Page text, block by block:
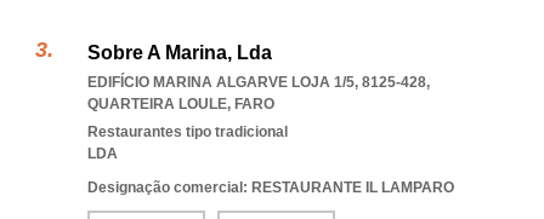
Sobre A Marina, Lda
EDIFÍCIO MARINA ALGARVE LOJA 1/5, 8125-428,
QUARTEIRA LOULE, FARO
Restaurantes tipo tradicional
LDA
Designação comercial: RESTAURANTE IL LAMPARO